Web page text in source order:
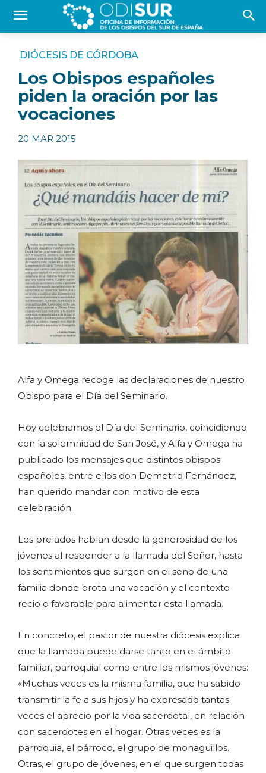
DIÓCESIS DE CÓRDOBA
Los Obispos españoles
piden la oración por las
vocaciones
20 MAR 2015
Alfa y Omega recoge las declaraciones de nuestro
Obispo para el Día del Seminario.
Hoy celebramos el Día del Seminario, coincidiendo
con la solemnidad de San José, y Alfa y Omega ha
publicado los mensajes que distintos obispos
españoles, entre ellos don Demetrio Fernández,
han querido mandar con motivo de esta
celebración.
Los prelados hablan desde la generosidad de los
jóvenes al responder a la llamada del Señor, hasta
los sentimientos que surgen en el seno de una
familia donde brota una vocación y el contexto
recio o favorable para alimentar esta llamada.
En concreto, el pastor de nuestra diócesis explica
que la llamada puede darse tanto en el ámbito
familiar, parroquial como entre los mismos jóvenes:
«Muchas veces es la misma familia, que ha sabido
transmitir la fe a sus hijos y ha expresado tantas
veces el aprecio por la vida sacerdotal, en relación
con sacerdotes en el hogar. Otras veces es la
parroquia, el párroco, el grupo de monaguillos.
Otras, el grupo de jóvenes, en el que surgen todas